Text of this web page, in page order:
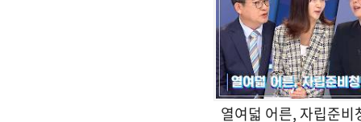
열여덟 어른, 자립준비